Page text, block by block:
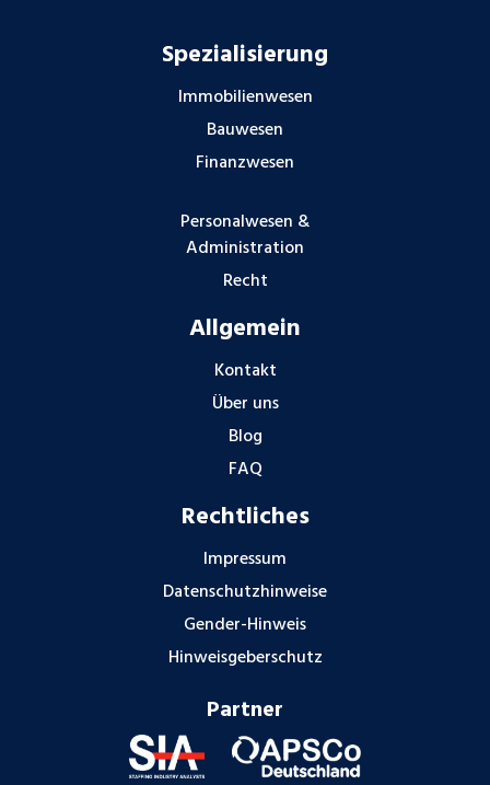
Spezialisierung
Immobilienwesen
Bauwesen
Finanzwesen
Personalwesen &
Administration
Recht
Allgemein
Kontakt
Über uns
Blog
FAQ
Rechtliches
Impressum
Datenschutzhinweise
Gender-Hinweis
Hinweisgeberschutz
Partner